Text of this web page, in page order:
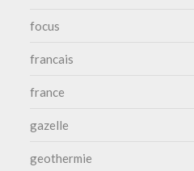
focus
francais
france
gazelle
geothermie